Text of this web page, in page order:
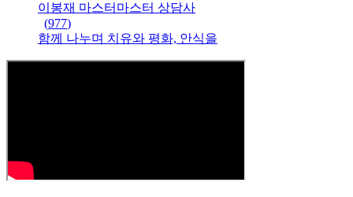
이봉재 마스터 마스터 상담사
(977)
함께 나누며 치유와 평화, 안식을